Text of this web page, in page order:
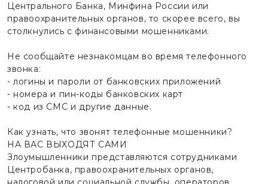
Центрального Банка, Минфина России или
правоохранительных органов, то скорее всего, вы
столкнулись с финансовыми мошенниками.
Не сообщайте незнакомцам во время телефонного
звонка:
- логины и пароли от банковских приложений
- номера и пин-коды банковских карт
- код из СМС и другие данные.
Как узнать, что звонят телефонные мошенники?
НА ВАС ВЫХОДЯТ САМИ
Злоумышленники представляются сотрудниками
Центробанка, правоохранительных органов,